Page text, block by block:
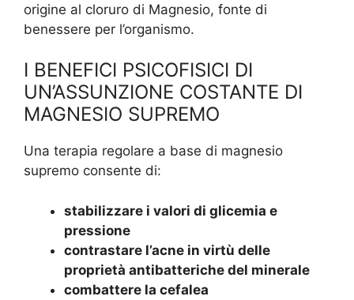
origine al cloruro di Magnesio, fonte di
benessere per l’organismo.
I BENEFICI PSICOFISICI DI
UN’ASSUNZIONE COSTANTE DI
MAGNESIO SUPREMO
Una terapia regolare a base di magnesio
supremo consente di:
stabilizzare i valori di glicemia e
pressione
contrastare l’acne in virtù delle
proprietà antibatteriche del minerale
combattere la cefalea